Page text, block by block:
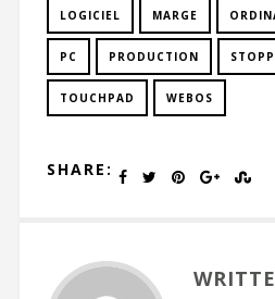
LOGICIEL MARGE
PC PRODUCTION
TOUCHPAD WEBOS
SHARE: